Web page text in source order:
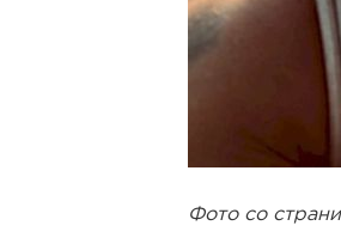
Фото со